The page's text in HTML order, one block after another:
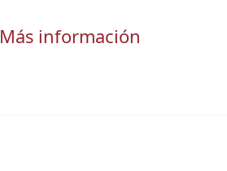
Más información